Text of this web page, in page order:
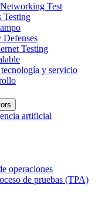
Test
Testing
Defenses
Testing
y servicio
artificial
operaciones
de pruebas (TPA)